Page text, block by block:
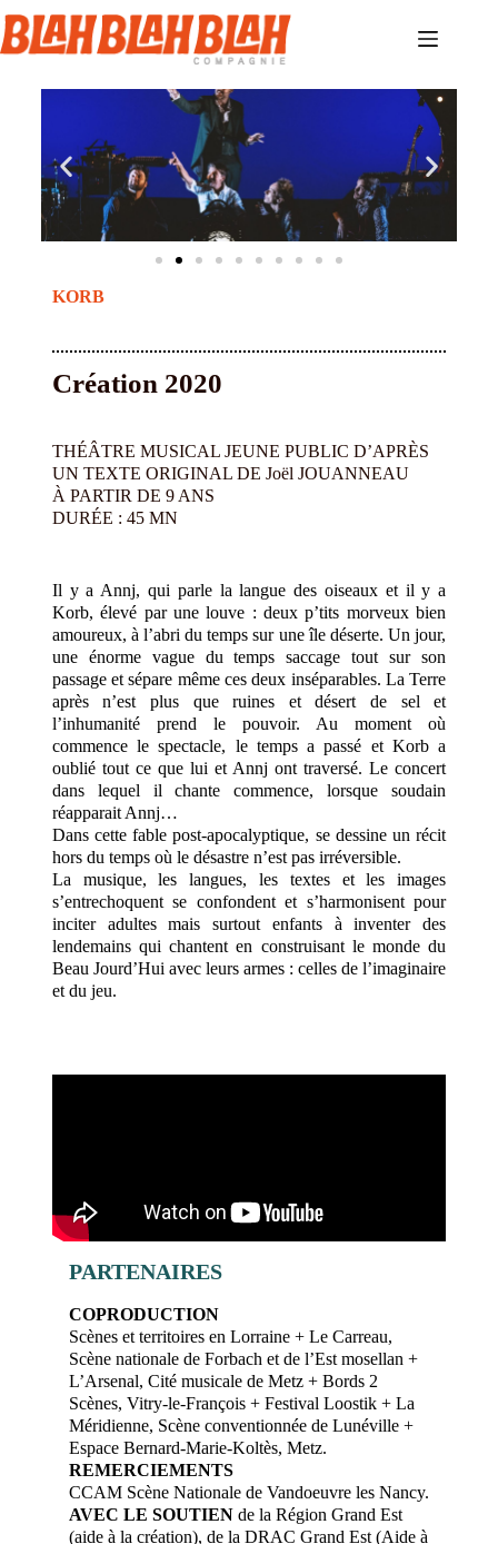
KORB
Création 2020
THÉÂTRE MUSICAL JEUNE PUBLIC D’APRÈS
UN TEXTE ORIGINAL DE Joël JOUANNEAU
À PARTIR DE 9 ANS
DURÉE : 45 MN
Il y a Annj, qui parle la langue des oiseaux et il y a
Korb, élevé par une louve : deux p’tits morveux bien
amoureux, à l’abri du temps sur une île déserte. Un jour,
une énorme vague du temps saccage tout sur son
passage et sépare même ces deux inséparables. La Terre
après n’est plus que ruines et désert de sel et
l’inhumanité prend le pouvoir. Au moment où
commence le spectacle, le temps a passé et Korb a
oublié tout ce que lui et Annj ont traversé. Le concert
dans lequel il chante commence, lorsque soudain
réapparait Annj…
Dans cette fable post-apocalyptique, se dessine un récit
hors du temps où le désastre n’est pas irréversible.
La musique, les langues, les textes et les images
s’entrechoquent se confondent et s’harmonisent pour
inciter adultes mais surtout enfants à inventer des
lendemains qui chantent en construisant le monde du
Beau Jourd’Hui avec leurs armes : celles de l’imaginaire
et du jeu.
PARTENAIRES
COPRODUCTION
Scènes et territoires en Lorraine + Le Carreau,
Scène nationale de Forbach et de l’Est mosellan +
L’Arsenal, Cité musicale de Metz + Bords 2
Scènes, Vitry-le-François + Festival Loostik + La
Méridienne, Scène conventionnée de Lunéville +
Espace Bernard-Marie-Koltès, Metz.
REMERCIEMENTS
CCAM Scène Nationale de Vandoeuvre les Nancy.
AVEC LE SOUTIENde la Région Grand Est
(aide à la création), de la DRAC Grand Est (Aide à